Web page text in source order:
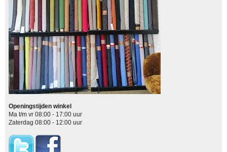
Openingstijden winkel
Ma t/m vr 08:00 - 17:00 uur
Zaterdag 08:00 - 12:00 uur